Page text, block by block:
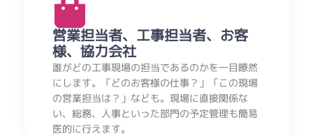
営業担当者、工事担当者、お客
様、協力会社
誰がどの工事現場の担当であるのかを一目瞭然
にします。「どのお客様の仕事？」「この現場
の営業担当は？」なども。現場に直接関係な
い、総務、人事といった部門の予定管理も簡易
医的に行えます。